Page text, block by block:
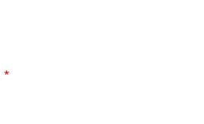
*